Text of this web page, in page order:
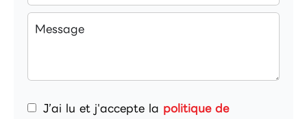
J’ai lu et j'accepte la politique de